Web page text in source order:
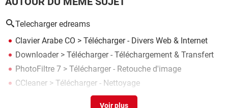
Telecharger edreams
Clavier Arabe CO > Télécharger - Divers Web & Internet
Downloader> Télécharger - Téléchargement & Transfert
PhotoFiltre 7 > Télécharger - Retouche d'image
CCleaner > Télécharger - Nettoyage
Microsoft Word 2013> Télécharger - Traitement de texte